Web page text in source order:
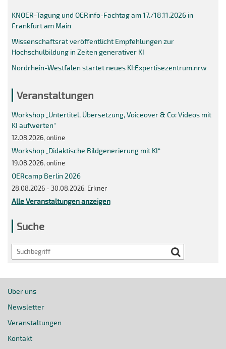
KNOER-Tagung und OERinfo-Fachtag am 17./18.11.2026 in
Frankfurt am Main
Wissenschaftsrat veröffentlicht Empfehlungen zur
Hochschulbildung in Zeiten generativer KI
Nordrhein-Westfalen startet neues KI:Expertisezentrum.nrw
Veranstaltungen
Workshop „Untertitel, Übersetzung, Voiceover & Co: Videos mit
KI aufwerten“
12.08.2026, online
Workshop „Didaktische Bildgenerierung mit KI“
19.08.2026, online
OERcamp Berlin 2026
28.08.2026 - 30.08.2026, Erkner
Alle Veranstaltungen anzeigen
Suche
Search
Über uns
Newsletter
Veranstaltungen
Kontakt